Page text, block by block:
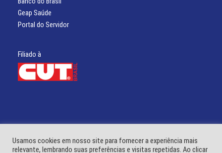
Geap Saúde
Portal do Servidor
Filiado à
Usamos cookies em nosso site para fornecer a experiência mais
relevante, lembrando suas preferências e visitas repetidas. Ao clicar